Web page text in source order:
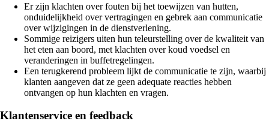
Er zijn klachten over fouten bij het toewijzen van hutten,
onduidelijkheid over vertragingen en gebrek aan communicatie
over wijzigingen in de dienstverlening.
Sommige reizigers uiten hun teleurstelling over de kwaliteit van
het eten aan boord, met klachten over koud voedsel en
veranderingen in buffetregelingen.
Een terugkerend probleem lijkt de communicatie te zijn, waarbij
klanten aangeven dat ze geen adequate reacties hebben
ontvangen op hun klachten en vragen.
Klantenservice en feedback